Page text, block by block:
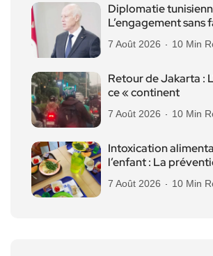
Diplomatie
L’engagement sans
7 Août 2026 10 Min
Retour de Jakarta :
ce « continent
7 Août 2026 10 Min
Intoxication
l’enfant : La
7 Août 2026 10 Min